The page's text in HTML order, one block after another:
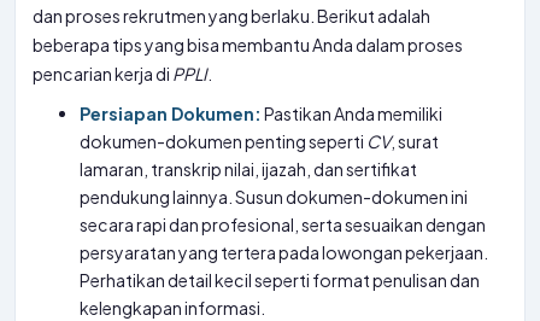
dan proses rekrutmen yang berlaku. Berikut adalah
beberapa tips yang bisa membantu Anda dalam proses
pencarian kerja di PPLI.
Persiapan Dokumen: Pastikan Anda memiliki
dokumen-dokumen penting seperti CV, surat
lamaran, transkrip nilai, ijazah, dan sertifikat
pendukung lainnya. Susun dokumen-dokumen ini
secara rapi dan profesional, serta sesuaikan dengan
persyaratan yang tertera pada lowongan pekerjaan.
Perhatikan detail kecil seperti format penulisan dan
kelengkapan informasi.